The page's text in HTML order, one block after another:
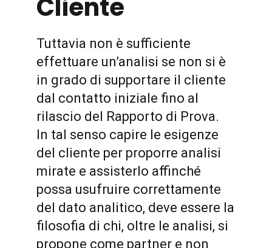
Cliente
Tuttavia non è sufficiente
effettuare un’analisi se non si è
in grado di supportare il cliente
dal contatto iniziale fino al
rilascio del Rapporto di Prova.
In tal senso capire le esigenze
del cliente per proporre analisi
mirate e assisterlo affinché
possa usufruire correttamente
del dato analitico, deve essere la
filosofia di chi, oltre le analisi, si
propone come partner e non